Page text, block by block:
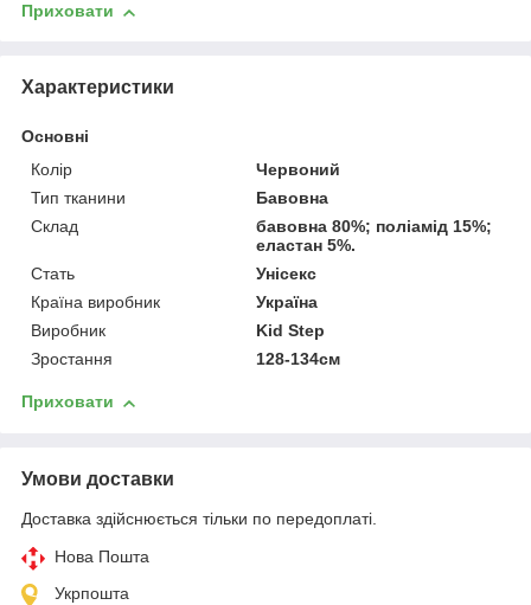
Приховати
Характеристики
Основні
Колір
Червоний
Тип тканини
Бавовна
Склад
бавовна 80%; поліамід 15%;
еластан 5%.
Стать
Унісекс
Країна виробник
Україна
Виробник
Kid Step
Зростання
128-134см
Приховати
Умови доставки
Доставка здійснюється тільки по передоплаті.
Нова Пошта
Укрпошта